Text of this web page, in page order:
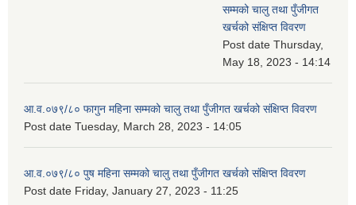
सम्मको चालु तथा पुँजीगत
खर्चको संक्षिप्त विवरण
Post date Thursday,
May 18, 2023 - 14:14
आ.व.०७९/८० फागुन महिना सम्मको चालु तथा पुँजीगत खर्चको संक्षिप्त विवरण
Post date Tuesday, March 28, 2023 - 14:05
आ.व.०७९/८० पुष महिना सम्मको चालु तथा पुँजीगत खर्चको संक्षिप्त विवरण
Post date Friday, January 27, 2023 - 11:25